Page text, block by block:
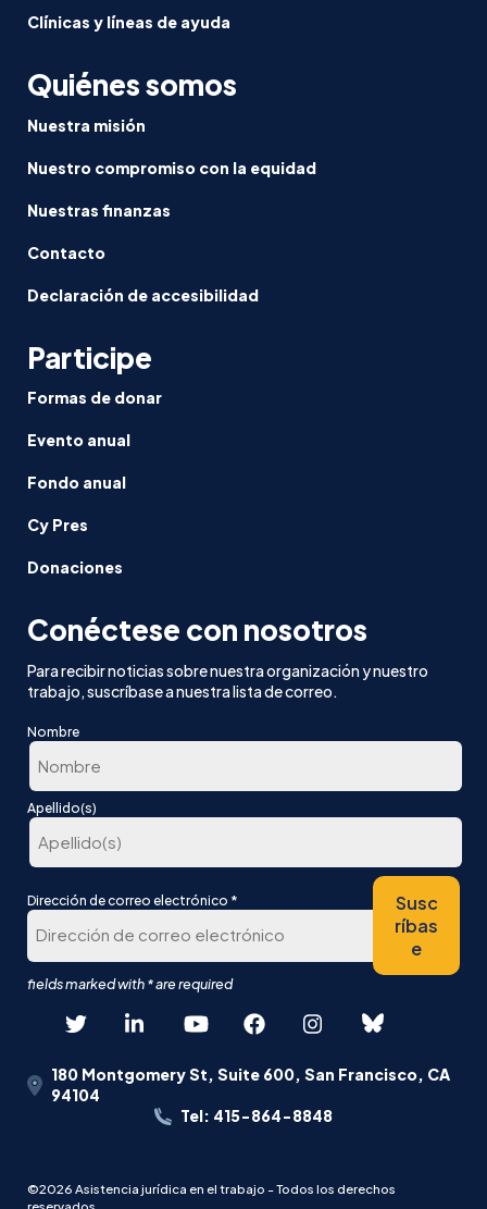
Clínicas y líneas de ayuda
Quiénes somos
Nuestra misión
Nuestro compromiso con la equidad
Nuestras finanzas
Contacto
Declaración de accesibilidad
Participe
Formas de donar
Evento anual
Fondo anual
Cy Pres
Donaciones
Conéctese con nosotros
Para recibir noticias sobre nuestra organización y nuestro
trabajo, suscríbase a nuestra lista de correo.
Nombre
En
lugar
Apellido(s)
Dirección de correo electrónico *
Susc
ríbas
e
180 Montgomery St, Suite 600, San Francisco, CA
94104
Tel: 415-864-8848
©2026 Asistencia jurídica en el trabajo - Todos los derechos